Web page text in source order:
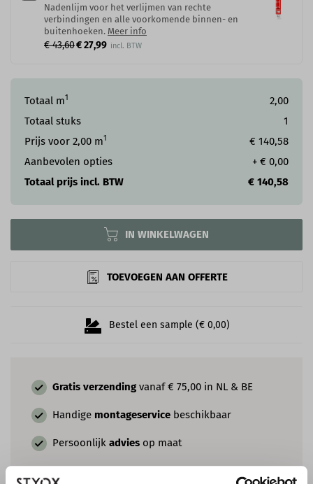
Gratis verzending vanaf € 75,00 in NL & BE
Handige montageservice beschikbaar
Persoonlijk advies op maat
Totaal m1
2,00
Totaal stuks
1
Prijs voor 2,00 m1
€ 140,58
Aanbevolen opties
+ € 0,00
Totaal prijs incl. BTW
€ 140,58
Nadenlijm voor het verlijmen van rechte
verbindingen en alle voorkomende binnen- en
buitenhoeken. Meer info
€ 43,60€ 27,99
Bestel een sample (€ 0,00)
IN WINKELWAGEN
TOEVOEGEN AAN OFFERTE